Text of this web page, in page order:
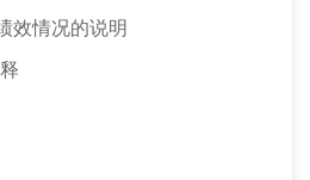
情况的说明